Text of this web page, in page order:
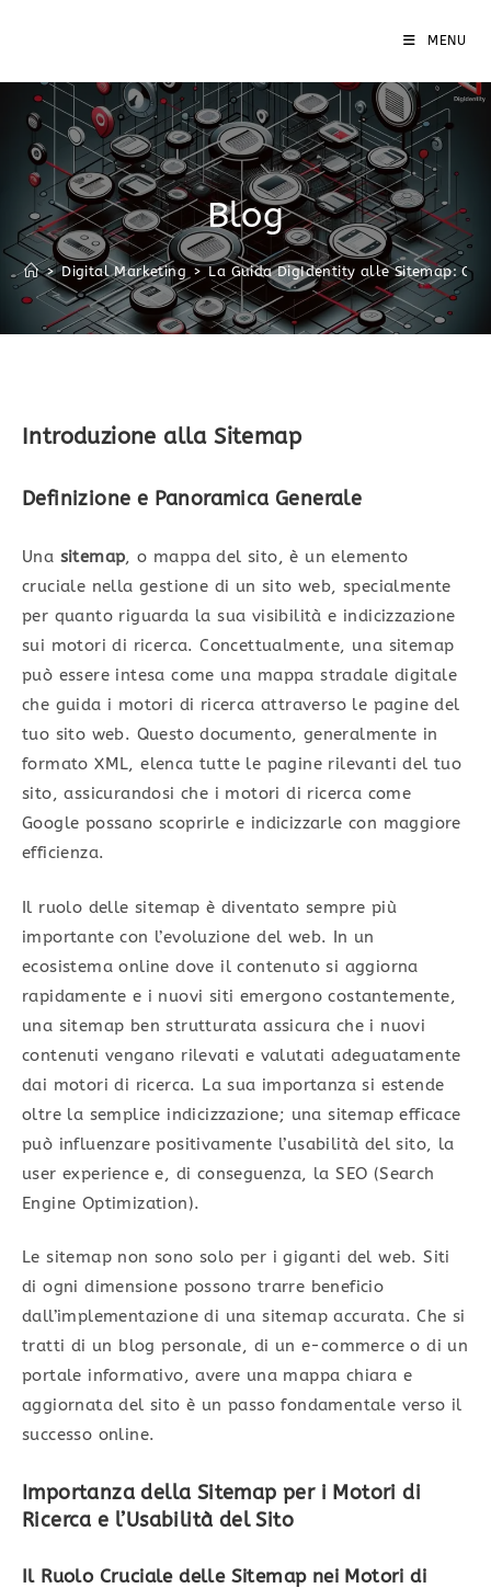
MENU
Blog
> Digital Marketing > La Guida DigIdentity alle Sitemap:
Introduzione alla Sitemap
Definizione e Panoramica Generale
Una sitemap, o mappa del sito, è un elemento
cruciale nella gestione di un sito web, specialmente
per quanto riguarda la sua visibilità e indicizzazione
sui motori di ricerca. Concettualmente, una sitemap
può essere intesa come una mappa stradale digitale
che guida i motori di ricerca attraverso le pagine del
tuo sito web. Questo documento, generalmente in
formato XML, elenca tutte le pagine rilevanti del tuo
sito, assicurandosi che i motori di ricerca come
Google possano scoprirle e indicizzarle con maggiore
efficienza.
Il ruolo delle sitemap è diventato sempre più
importante con l’evoluzione del web. In un
ecosistema online dove il contenuto si aggiorna
rapidamente e i nuovi siti emergono costantemente,
una sitemap ben strutturata assicura che i nuovi
contenuti vengano rilevati e valutati adeguatamente
dai motori di ricerca. La sua importanza si estende
oltre la semplice indicizzazione; una sitemap efficace
può influenzare positivamente l’usabilità del sito, la
user experience e, di conseguenza, la SEO (Search
Engine Optimization).
Le sitemap non sono solo per i giganti del web. Siti
di ogni dimensione possono trarre beneficio
dall’implementazione di una sitemap accurata. Che si
tratti di un blog personale, di un e-commerce o di un
portale informativo, avere una mappa chiara e
aggiornata del sito è un passo fondamentale verso il
successo online.
Importanza della Sitemap per i Motori di
Ricerca e l’Usabilità del Sito
Il Ruolo Cruciale delle Sitemap nei Motori di